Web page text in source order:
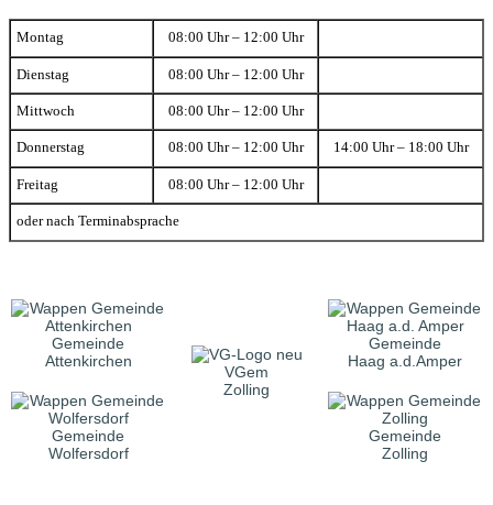
Montag 08:00 Uhr – 12:00 Uhr
Dienstag 08:00 Uhr – 12:00 Uhr
Mittwoch 08:00 Uhr – 12:00 Uhr
Donnerstag 08:00 Uhr – 12:00 Uhr 14:00 Uhr – 18:00 Uhr
Freitag 08:00 Uhr – 12:00 Uhr
oder nach Terminabsprache
Gemeinde
Attenkirchen
VGem
Zolling
Gemeinde
Haag a.d.Amper
Gemeinde
Wolfersdorf
Gemeinde
Zolling